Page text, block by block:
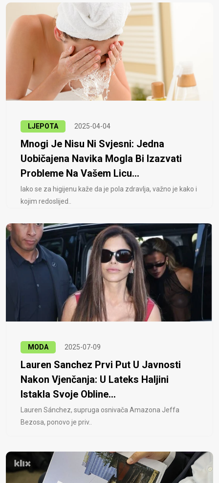
LJEPOTA 2025-04-04
Mnogi Je Nisu Ni Svjesni: Jedna
Uobičajena Navika Mogla Bi Izazvati
Probleme Na Vašem Licu...
Iako se za higijenu kaže da je pola zdravlja, važno je kako i
kojim redoslijed..
MODA 2025-07-09
Lauren Sanchez Prvi Put U Javnosti
Nakon Vjenčanja: U Lateks Haljini
Istakla Svoje Obline...
Lauren Sánchez, supruga osnivača Amazona Jeffa
Bezosa, ponovo je priv..